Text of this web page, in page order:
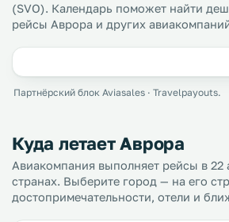
(SVO). Календарь поможет найти
рейсы Аврора и других
Партнёрский блок Aviasales · Travelpayouts.
Куда летает Аврора
Авиакомпания выполняет рейсы в 22
странах. Выберите город — на его
достопримечательности, отели и